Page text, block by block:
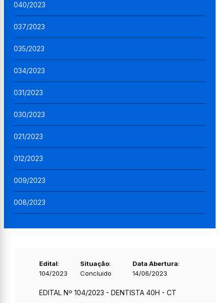
040/2023
037/2023
035/2023
034/2023
031/2023
030/2023
021/2023
012/2023
009/2023
008/2023
Edital:
104/2023
Situação:
Concluido
Data Abertura:
14/06/2023
EDITAL Nº 104/2023 - DENTISTA 40H - CT